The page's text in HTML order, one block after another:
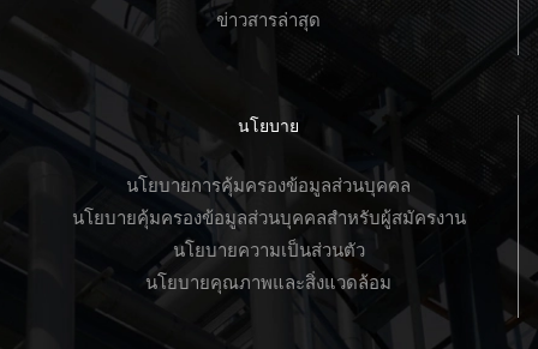
ข่าวสารล่าสุด
นโยบาย
นโยบายการคุ้มครองข้อมูลส่วนบุคคล
นโยบายคุ้มครองข้อมูลส่วนบุคคลสำหรับผู้สมัครงาน
นโยบายความเป็นส่วนตัว
นโยบายคุณภาพและสิ่งแวดล้อม